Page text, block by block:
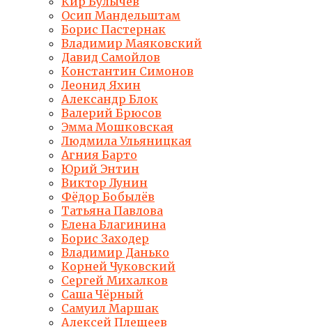
Осип Мандельштам
Борис Пастернак
Владимир Маяковский
Давид Самойлов
Константин Симонов
Леонид Яхин
Александр Блок
Валерий Брюсов
Эмма Мошковская
Людмила Ульяницкая
Агния Барто
Юрий Энтин
Виктор Лунин
Фёдор Бобылёв
Татьяна Павлова
Елена Благинина
Борис Заходер
Владимир Данько
Корней Чуковский
Сергей Михалков
Саша Чёрный
Самуил Маршак
Алексей Плещеев